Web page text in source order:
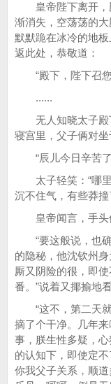
皇帝陛下离开，
渐消失，空荡荡的
默默跪在冰冷的地
返此处，恭敬道：
“殿下，陛下召您
......
无人知晓太子殿
寝宫里，父子俩对坐
“辰儿今日辛苦了
太子轻笑：“哪里
沉不住气，有些莽撞
皇帝闻言，手头
“要这般说，也确
的隐秘，他沈钦州
厮又阴险的很，即
番。”说着又揶揄地
“这不，第二天就
摘了个干净。几年
事，朕生性多疑，
的认知下，即使定
你我父子关系，顺